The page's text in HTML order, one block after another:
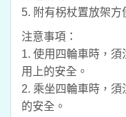
5. 附有柺杖置放架方
注意事項：
1. 使用四輪車時，
用上的安全。
2. 乘坐四輪車時，
的安全。